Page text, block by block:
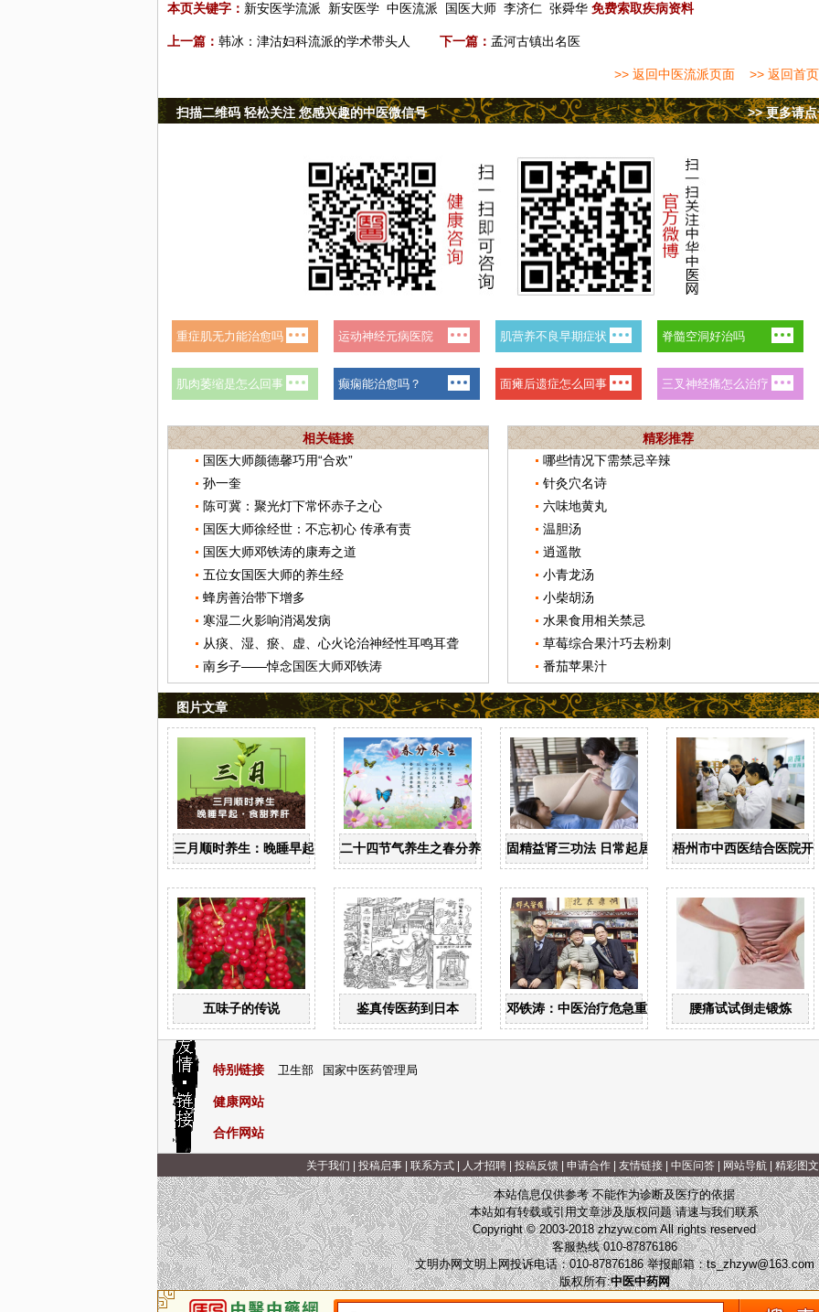
本页关键字： 新安医学流派 新安医学 中医流派 国医大师 李济仁 张舜华 免费索取疾病资料
上一篇： 韩冰：津沽妇科流派的学术带头人 下一篇： 孟河古镇出名医
>> 返回中医流派页面 >> 返回首页
>> 更多请
扫描二维码 轻松关注 您感兴趣的中医微信号
相关链接
国医大师颜德馨巧用“合欢”
孙一奎
陈可冀：聚光灯下常怀赤子之心
国医大师徐经世：不忘初心 传承有责
国医大师邓铁涛的康寿之道
五位女国医大师的养生经
蜂房善治带下增多
寒湿二火影响消渴发病
从痰、湿、瘀、虚、心火论治神经性耳鸣耳聋
南乡子——悼念国医大师邓铁涛
精彩推荐
哪些情况下需禁忌辛辣
针灸穴名诗
六味地黄丸
温胆汤
逍遥散
小青龙汤
小柴胡汤
水果食用相关禁忌
草莓综合果汁巧去粉刺
番茄苹果汁
图片文章
三月顺时养生：晚睡早起 食甜养肝二十四节气养生之春分养生 固精益肾三功法 日常起居均可做梧州市中西医结合医院开
五味子的传说 鉴真传医药到日本 邓铁涛：中医治疗危急重症大有可为腰痛试试倒走锻炼
特别链接 卫生部 国家中医药管理局
健康网站
合作网站
关于我们 投稿启事| 联系方式| 人才招聘| 投稿反馈| 申请合作| 友情链接| 中医问答| 网站导航| 精彩图文
本站信息仅供参考 不能作为诊断及医疗的依据
本站如有转载或引用文章涉及版权问题 请速与我们联系
Copyright © 2003-2018 zhzyw.com All rights reserved
客服热线 010-87876186
文明办网文明上网投诉电话：010-87876186 举报邮箱：ts_zhzyw@163.com
版权所有:中医中药网